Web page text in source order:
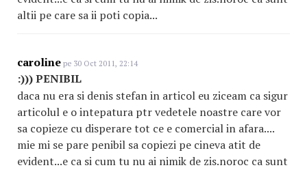
altii pe care sa ii poti copia...
caroline pe 30 Oct 2011, 22:14
:))) PENIBIL
daca nu era si denis stefan in articol eu ziceam ca sigur
articolul e o intepatura ptr vedetele noastre care vor
sa copieze cu disperare tot ce e comercial in afara....
mie mi se pare penibil sa copiezi pe cineva atit de
evident...e ca si cum tu nu ai nimik de zis.noroc ca sunt